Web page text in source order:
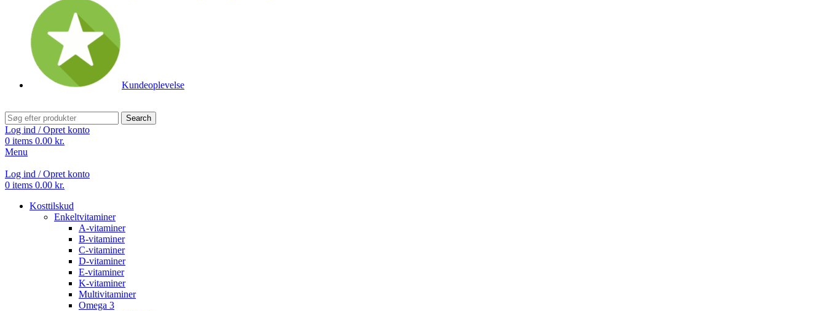
Kundeoplevelse
Search
Log ind / Opret konto
0 items 0.00 kr.
Menu
Log ind / Opret konto
0 items 0.00 kr.
Kosttilskud
Enkeltvitaminer
A-vitaminer
B-vitaminer
C-vitaminer
D-vitaminer
E-vitaminer
K-vitaminer
Multivitaminer
Omega 3